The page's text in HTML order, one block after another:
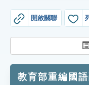
成語故事
索引選單
單字索引
開啟關聯
教育部重編國